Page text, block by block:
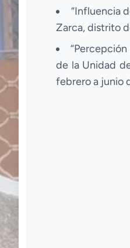
“Influencia
Zarca, distrito
de la Unidad
febrero a junio